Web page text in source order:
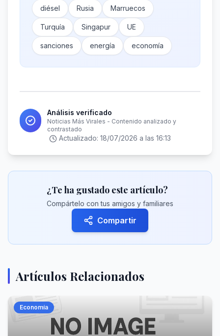
diésel Rusia Marruecos
Turquía Singapur UE
sanciones energía economía
Análisis verificado
Noticias Más Virales - Contenido analizado y
contrastado
Actualizado: 18/07/2026 a las 16:13
¿Te ha gustado este artículo?
Compártelo con tus amigos y familiares
Compartir
Artículos Relacionados
Economía